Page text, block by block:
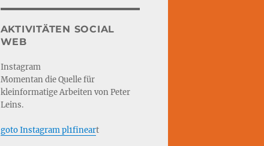
AKTIVITÄTEN SOCIAL
WEB
Instagram
Momentan die Quelle für
kleinformatige Arbeiten von Peter
Leins.
goto Instagram pl1fineart